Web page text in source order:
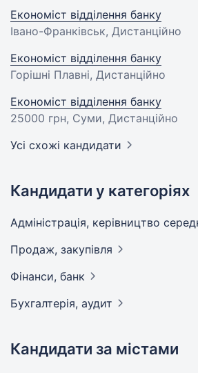
Економіст відділення банку
Івано-Франківськ, Дистанційно
Економіст відділення банку
Горішні Плавні, Дистанційно
Економіст відділення банку
25000 грн, Суми, Дистанційно
Усі схожі кандидати
Кандидати у категоріях
Адмiнiстрацiя, керівництво
Продаж, закупівля
Фінанси, банк
Бухгалтерія, аудит
Кандидати за містами